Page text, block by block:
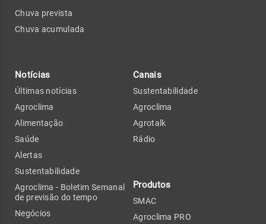
Chuva prevista
Chuva acumulada
Notícias
Últimas notícias
Agroclima
Alimentação
Saúde
Alertas
Sustentabilidade
Agroclima - Boletim Semanal
de previsão do tempo
Negócios
Canais
Sustentabilidade
Agroclima
Agrotalk
Rádio
Produtos
SMAC
Agroclima PRO